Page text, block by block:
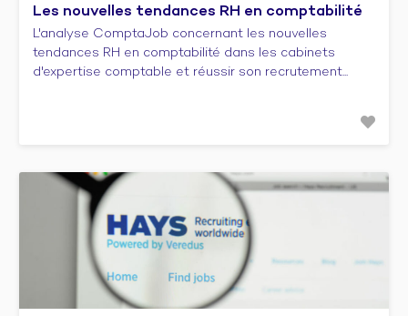
Les nouvelles tendances RH en comptabilité
L'analyse ComptaJob concernant les nouvelles
tendances RH en comptabilité dans les cabinets
d'expertise comptable et réussir son recrutement...